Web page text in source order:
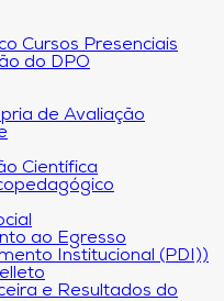
Cursos Presenciais
do DPO
de Avaliação
Científica
ao Egresso
Institucional (PDI))
e Resultados do